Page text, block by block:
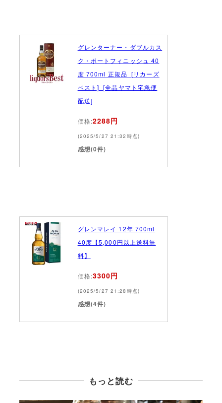
グレンターナー・ダブルカス
ク・ポートフィニッシュ 40
度 700ml 正規品_[リカーズ
ベスト]_[全品ヤマト宅急便
配送]
価格:2288円
(2025/5/27 21:32時点)
感想(0件)
グレンマレイ 12年 700ml
40度【5,000円以上送料無
料】
価格:3300円
(2025/5/27 21:28時点)
感想(4件)
もっと読む